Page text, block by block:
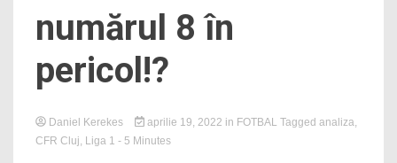
numărul 8 în
pericol!?
Daniel Kerekes aprilie 19, 2022 in FOTBAL Tagged analiza
CFR Cluj Liga 1 - 5 Minutes